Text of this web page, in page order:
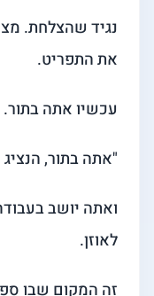
נגיד שהצלחת.
את התפריט.
עכשיו אתה בתור.
"אתה בתור, הנציג
לאוזן.
זה המקום שבו